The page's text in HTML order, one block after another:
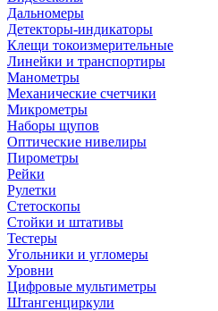
Дальномеры
Детекторы-индикаторы
Клещи токоизмерительные
Линейки и транспортиры
Манометры
Механические счетчики
Микрометры
Наборы щупов
Оптические нивелиры
Пирометры
Рейки
Рулетки
Стетоскопы
Стойки и штативы
Тестеры
Угольники и угломеры
Уровни
Цифровые мультиметры
Штангенциркули